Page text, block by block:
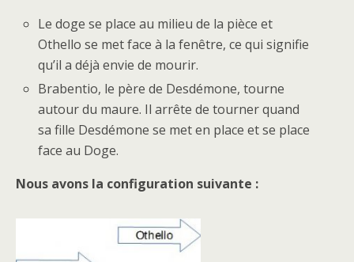
Le doge se place au milieu de la pièce et
Othello se met face à la fenêtre, ce qui signifie
qu’il a déjà envie de mourir.
Brabentio, le père de Desdémone, tourne
autour du maure. Il arrête de tourner quand
sa fille Desdémone se met en place et se place
face au Doge.
Nous avons la configuration suivante :